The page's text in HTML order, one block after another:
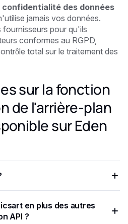
des données
jamais vos données.
pour qu'ils
conformes au RGPD,
total sur le traitement des
sur la fonction
de l'arrière-plan
sur Eden
entreprises de concevoir,
visuel sans effort. Depuis
en plus des autres
API ?